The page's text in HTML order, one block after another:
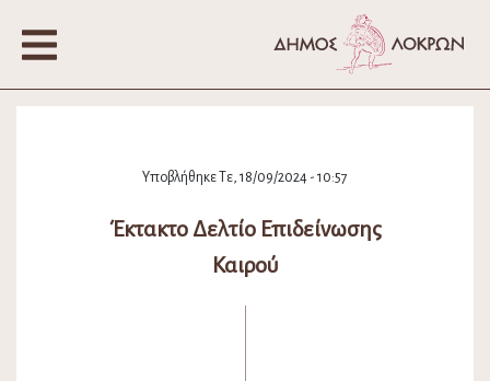
Υποβλήθηκε Τε, 18/09/2024 - 10:57
Έκτακτο Δελτίο Επιδείνωσης
Καιρού